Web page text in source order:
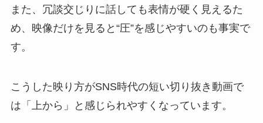
また、冗談交じりに話しても表情が硬く見えるた
め、映像だけを見ると“圧”を感じやすいのも事実で
す。
こうした映り方がSNS時代の短い切り抜き動画で
は「上から」と感じられやすくなっています。